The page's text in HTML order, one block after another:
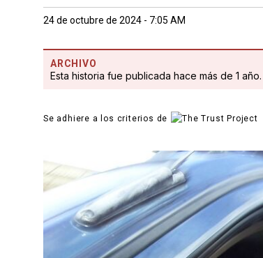
24 de octubre de 2024 - 7:05 AM
ARCHIVO
Esta historia fue publicada hace más de 1 año.
Se adhiere a los criterios de